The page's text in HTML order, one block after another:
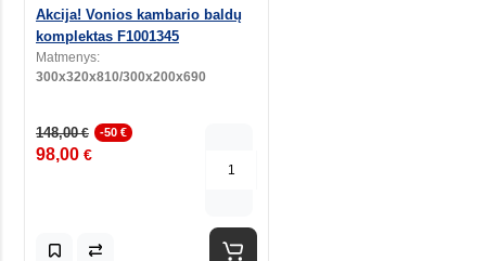
Akcija! Vonios kambario baldų
komplektas F1001345
Matmenys:
300x320x810/300x200x690
148,00€ -50 €
98,00 €